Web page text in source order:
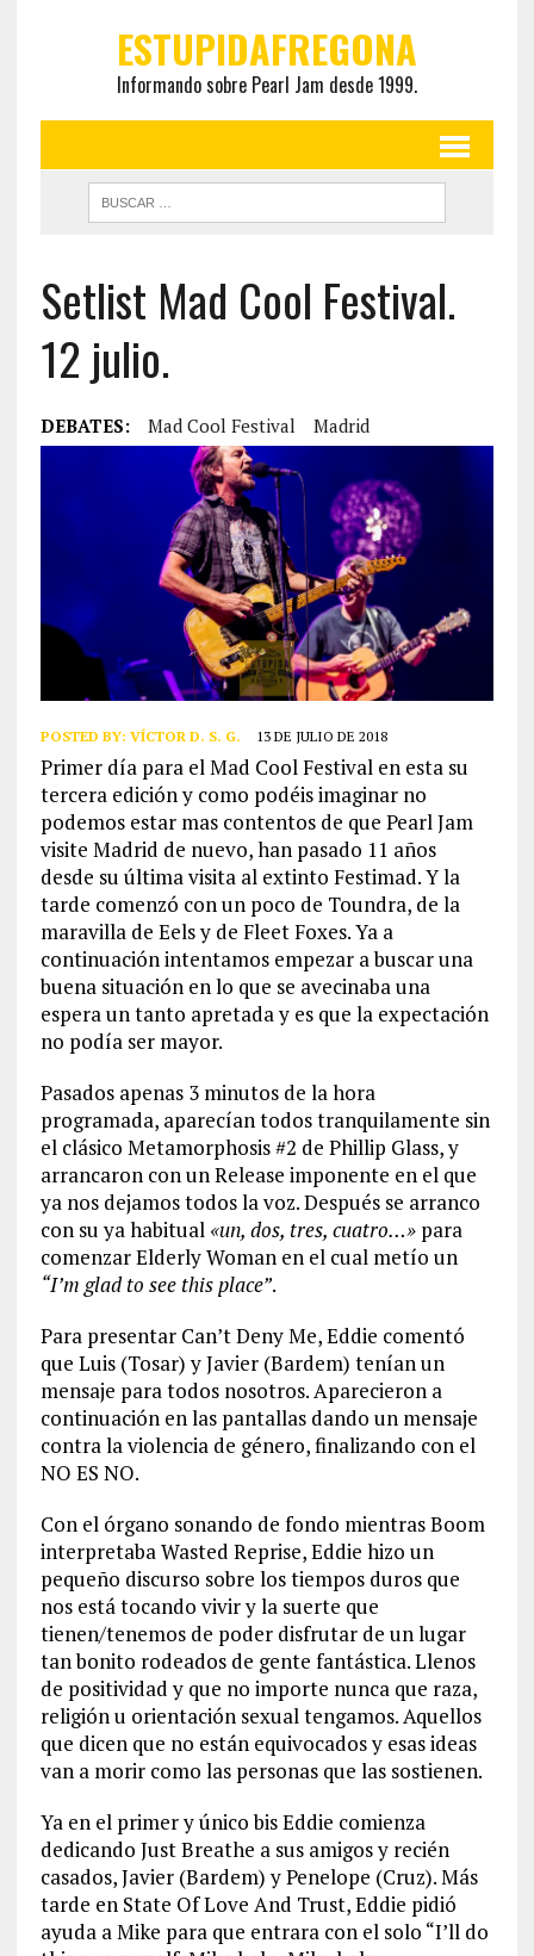
ESTUPIDAFREGONA
Informando sobre Pearl Jam desde 1999.
Setlist Mad Cool Festival.
12 julio.
DEBATES: Mad Cool Festival Madrid
POSTED BY: VÍCTOR D. S. G. 13 DE JULIO DE 2018
Primer día para el Mad Cool Festival en esta su
tercera edición y como podéis imaginar no
podemos estar mas contentos de que Pearl Jam
visite Madrid de nuevo, han pasado 11 años
desde su última visita al extinto Festimad. Y la
tarde comenzó con un poco de Toundra, de la
maravilla de Eels y de Fleet Foxes. Ya a
continuación intentamos empezar a buscar una
buena situación en lo que se avecinaba una
espera un tanto apretada y es que la expectación
no podía ser mayor.
Pasados apenas 3 minutos de la hora
programada, aparecían todos tranquilamente sin
el clásico Metamorphosis #2 de Phillip Glass, y
arrancaron con un Release imponente en el que
ya nos dejamos todos la voz. Después se arranco
con su ya habitual «un, dos, tres, cuatro…»para
comenzar Elderly Woman en el cual metío un
“I’m glad to see this place”.
Para presentar Can’t Deny Me, Eddie comentó
que Luis (Tosar) y Javier (Bardem) tenían un
mensaje para todos nosotros. Aparecieron a
continuación en las pantallas dando un mensaje
contra la violencia de género, finalizando con el
NO ES NO.
Con el órgano sonando de fondo mientras Boom
interpretaba Wasted Reprise, Eddie hizo un
pequeño discurso sobre los tiempos duros que
nos está tocando vivir y la suerte que
tienen/tenemos de poder disfrutar de un lugar
tan bonito rodeados de gente fantástica. Llenos
de positividad y que no importe nunca que raza,
religión u orientación sexual tengamos. Aquellos
que dicen que no están equivocados y esas ideas
van a morir como las personas que las sostienen.
Ya en el primer y único bis Eddie comienza
dedicando Just Breathe a sus amigos y recién
casados, Javier (Bardem) y Penelope (Cruz). Más
tarde en State Of Love And Trust, Eddie pidió
ayuda a Mike para que entrara con el solo “I’ll do